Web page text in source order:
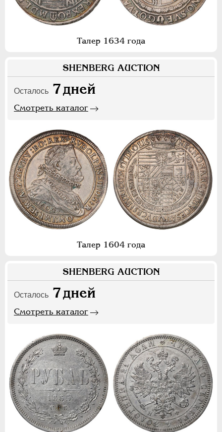
Талер 1634 года
SHENBERG AUCTION
Осталось 7дней
Смотреть каталог
Талер 1604 года
SHENBERG AUCTION
Осталось 7дней
Смотреть каталог